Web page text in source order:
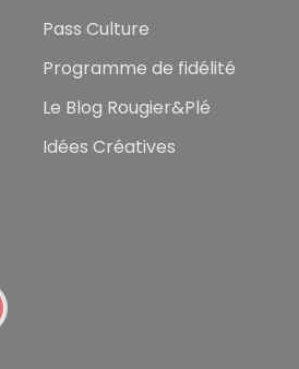
Pass Culture
Programme de fidélité
Le Blog Rougier&Plé
Idées Créatives